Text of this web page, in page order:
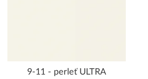
9-11 - perleť ULTRA